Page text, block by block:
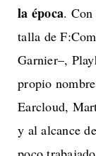
la época. Con
talla de
Garnier–,
propio
Earcloud,
y al alcance